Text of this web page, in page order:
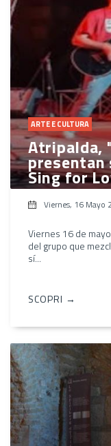
ARTE E CULTURA
Atripalda,
presentan
Sing for
Viernes, 16 Mayo
Viernes 16 de
del grupo que
sí...
SCOPRI →